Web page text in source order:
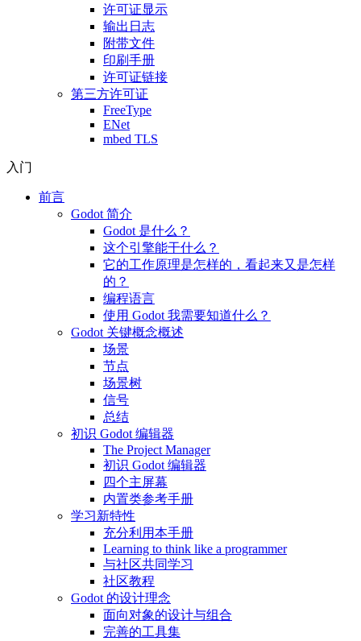
许可证显示
输出日志
附带文件
印刷手册
许可证链接
第三方许可证
FreeType
ENet
mbed TLS
入门
前言
Godot 简介
Godot 是什么？
这个引擎能干什么？
它的工作原理是怎样的，看起来又是怎样
的？
编程语言
使用 Godot 我需要知道什么？
Godot 关键概念概述
场景
节点
场景树
信号
总结
初识 Godot 编辑器
The Project Manager
初识 Godot 编辑器
四个主屏幕
内置类参考手册
学习新特性
充分利用本手册
Learning to think like a programmer
与社区共同学习
社区教程
Godot 的设计理念
面向对象的设计与组合
完善的工具集